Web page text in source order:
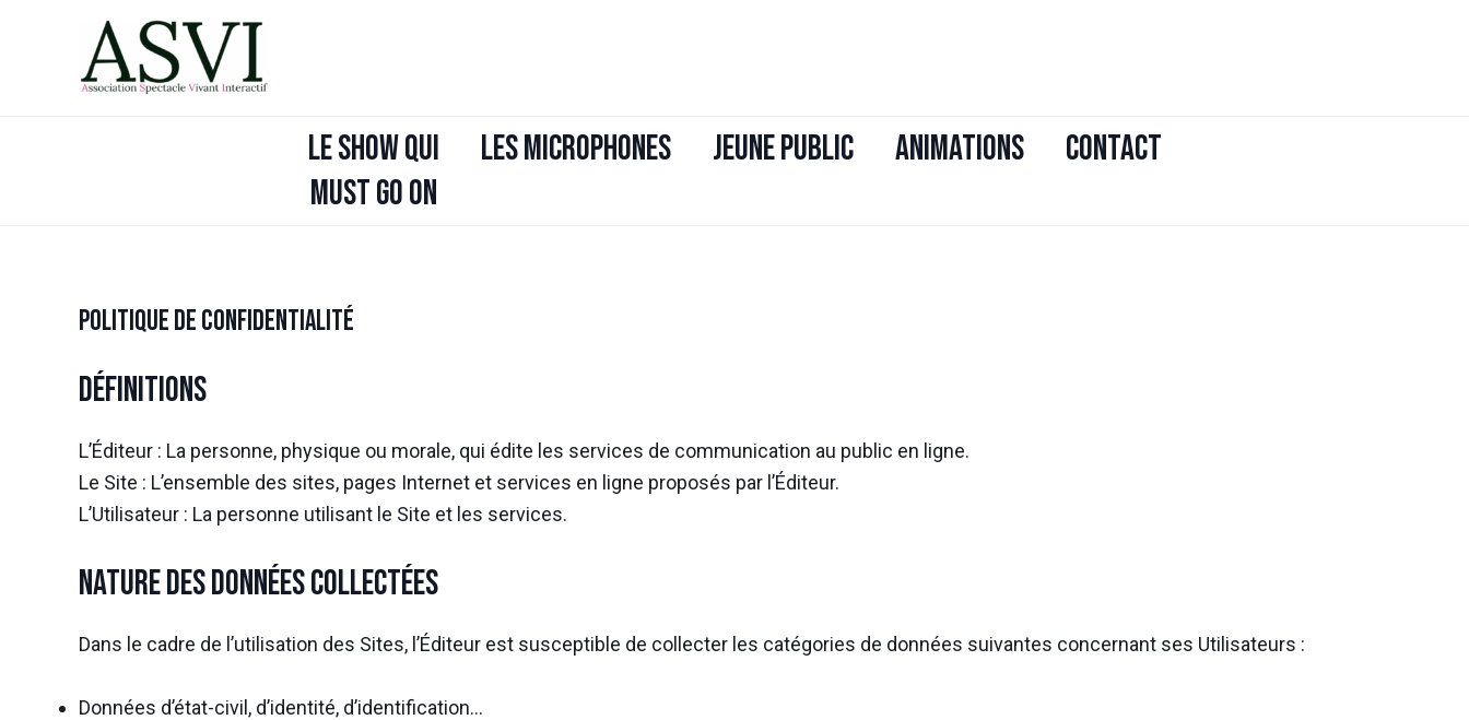
LE SHOW QUI
MUST GO ON
Les Microphones JEUNE PUBLIC ANIMATIONS CONTACT
Politique de confidentialité
Définitions
L’Éditeur : La personne, physique ou morale, qui édite les services de communication au public en ligne.
Le Site : L’ensemble des sites, pages Internet et services en ligne proposés par l’Éditeur.
L’Utilisateur : La personne utilisant le Site et les services.
Nature des données collectées
Dans le cadre de l’utilisation des Sites, l’Éditeur est susceptible de collecter les catégories de données suivantes concernant ses Utilisateurs :
Données d’état-civil, d’identité, d’identification…